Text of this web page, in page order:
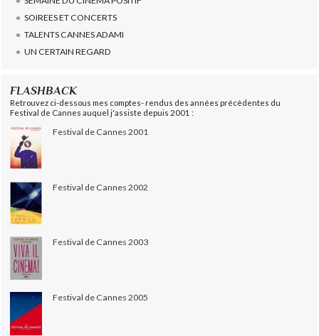
SOIREES ET CONCERTS
TALENTS CANNES ADAMI
UN CERTAIN REGARD
FLASHBACK
Retrouvez ci-dessous mes comptes- rendus des années précèdentes du
Festival de Cannes auquel j'assiste depuis 2001 :
Festival de Cannes 2001
Festival de Cannes 2002
Festival de Cannes 2003
Festival de Cannes 2005